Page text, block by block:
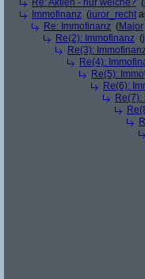
Re: Aktien - nur welche? (
Immofinanz (juror_recht
Re: Immofinanz (Major
Re(2): Immofinanz (
Re(3):
Re(4):
Re(5):
Re(6):
Re(7):